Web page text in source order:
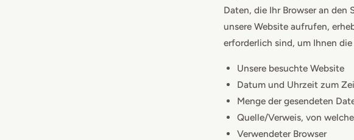
Daten, die Ihr Browser an den
unsere Website aufrufen,
erforderlich sind, um Ihnen
Unsere besuchte Website
Datum und Uhrzeit zum
Menge der gesendeten
Quelle/Verweis, von
Verwendeter Browser